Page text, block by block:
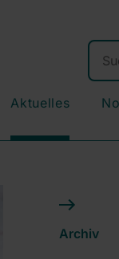
Aktuelles
Archiv